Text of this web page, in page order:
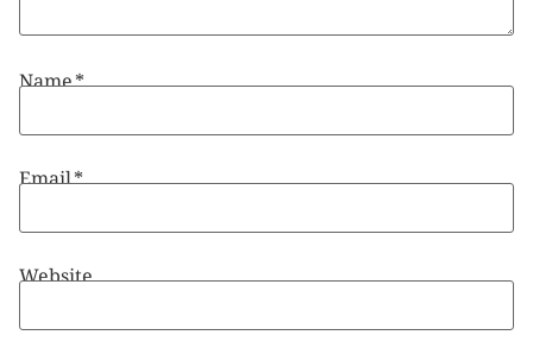
Name*
Email*
Website